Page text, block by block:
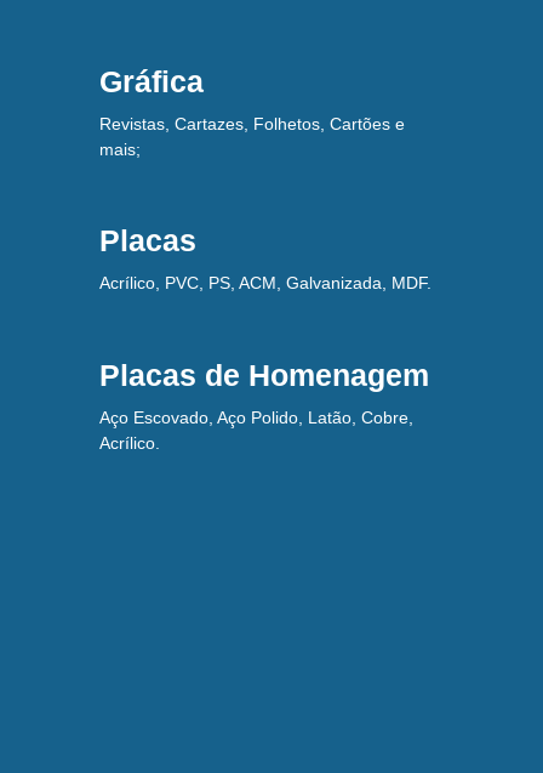
Gráfica
Revistas, Cartazes, Folhetos, Cartões e
mais;
Placas
Acrílico, PVC, PS, ACM, Galvanizada, MDF.
Placas de Homenagem
Aço Escovado, Aço Polido, Latão, Cobre,
Acrílico.